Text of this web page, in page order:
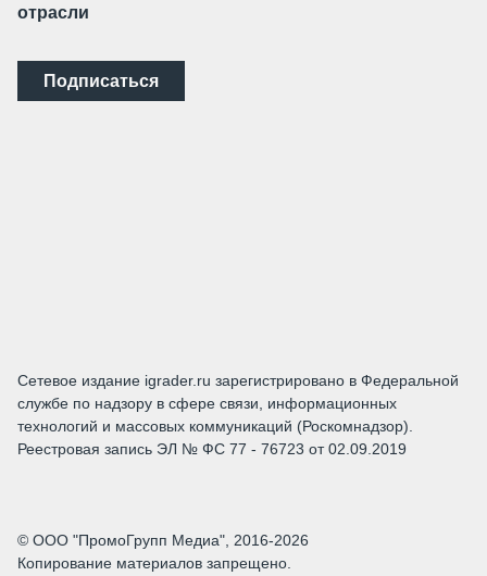
отрасли
Подписаться
Сетевое издание igrader.ru зарегистрировано в Федеральной
службе по надзору в сфере связи, информационных
технологий и массовых коммуникаций (Роскомнадзор).
Реестровая запись ЭЛ № ФС 77 - 76723 от 02.09.2019
© ООО "ПромоГрупп Медиа", 2016-2026
Копирование материалов запрещено.